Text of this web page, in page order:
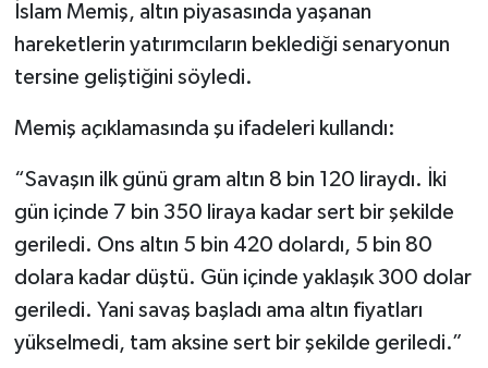
İslam Memiş, altın piyasasında yaşanan
hareketlerin yatırımcıların beklediği senaryonun
tersine geliştiğini söyledi.
Memiş açıklamasında şu ifadeleri kullandı:
“Savaşın ilk günü gram altın 8 bin 120 liraydı. İki
gün içinde 7 bin 350 liraya kadar sert bir şekilde
geriledi. Ons altın 5 bin 420 dolardı, 5 bin 80
dolara kadar düştü. Gün içinde yaklaşık 300 dolar
geriledi. Yani savaş başladı ama altın fiyatları
yükselmedi, tam aksine sert bir şekilde geriledi.”